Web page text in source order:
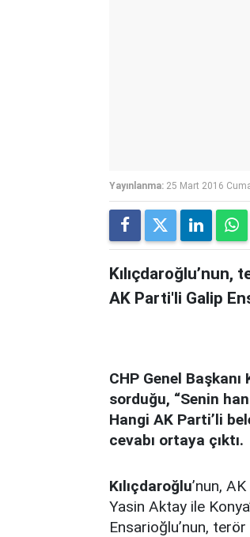
Yayınlanma: 25 Mart 2016
AK Parti'li Galip
CHP Genel
sorduğu, “Senin
Hangi AK Parti’li
cevabı ortaya çıktı.
Kılıçdaroğlu’nun,
Yasin Aktay ile
Ensarioğlu’nun, terör